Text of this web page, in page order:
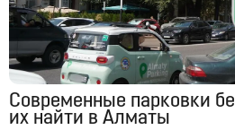
Современные парковки
их найти в Алматы